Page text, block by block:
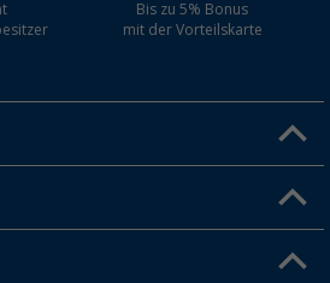
Bis zu 5% Bonus
mit der Vorteilskarte